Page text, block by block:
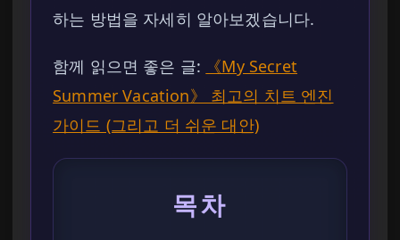
하는 방법을 자세히 알아보겠습니다.
함께 읽으면 좋은 글:
《My Secret
Summer Vacation》 최고의 치트 엔진
가이드 (그리고 더 쉬운 대안)
목차